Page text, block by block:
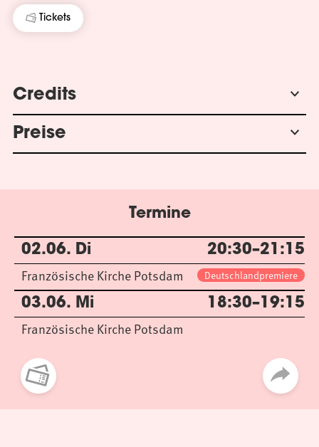
Termine
02.06. Di 20:30–21:15
Französische Kirche Potsdam Deutschlandpremiere
03.06. Mi 18:30–19:15
Französische Kirche Potsdam
Tickets
Credits
Preise